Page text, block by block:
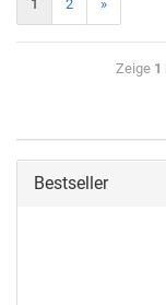
1 2 »
Zeige 1
Bestseller